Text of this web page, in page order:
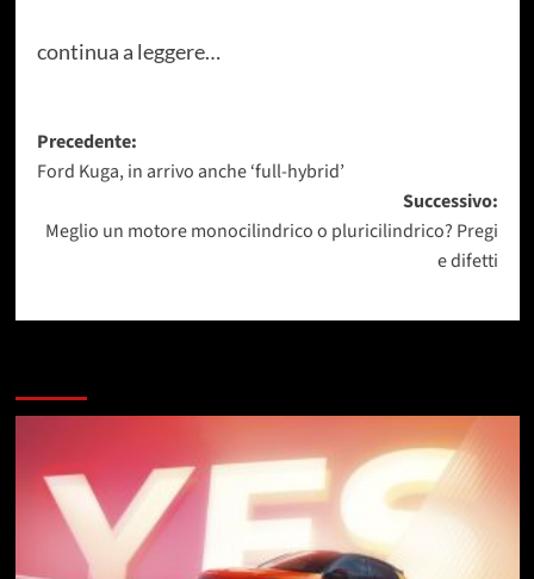
continua a leggere…
Navigazione
articolo
Precedente:
Ford Kuga, in arrivo anche ‘full-hybrid’
Successivo:
Meglio un motore monocilindrico o pluricilindrico? Pregi
e difetti